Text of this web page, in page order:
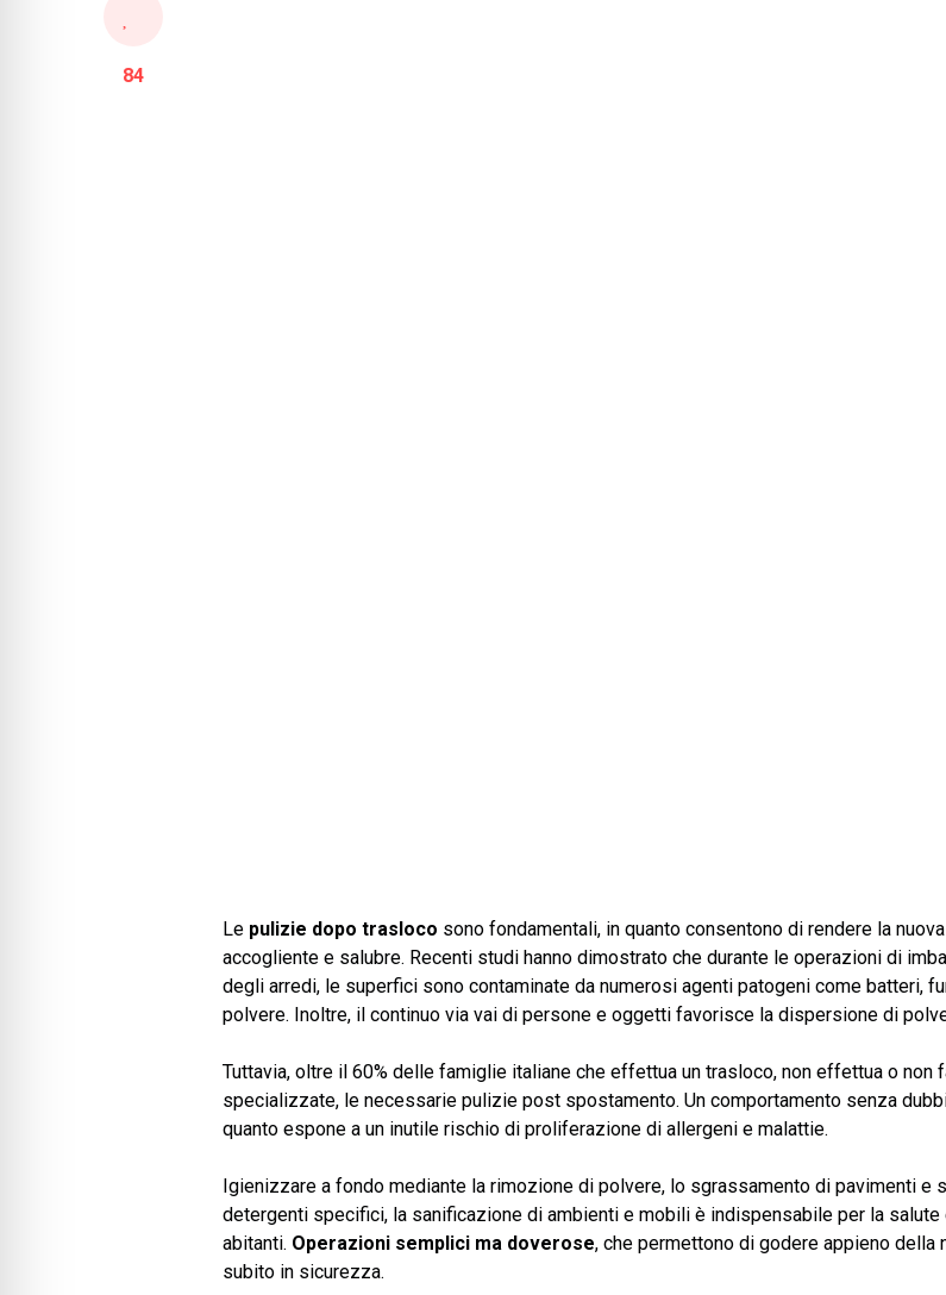
84
Le pulizie dopo trasloco sono fondamentali, in quanto consentono di rendere la
accogliente e salubre. Recenti studi hanno dimostrato che durante le operazioni di
degli arredi, le superfici sono contaminate da numerosi agenti patogeni come batteri,
polvere. Inoltre, il continuo via vai di persone e oggetti favorisce la dispersione di
Tuttavia, oltre il 60% delle famiglie italiane che effettua un trasloco, non effettua o non
specializzate, le necessarie pulizie post spostamento. Un comportamento senza
quanto espone a un inutile rischio di proliferazione di allergeni e malattie.
Igienizzare a fondo mediante la rimozione di polvere, lo sgrassamento di pavimenti e
detergenti specifici, la sanificazione di ambienti e mobili è indispensabile per la
abitanti. Operazioni semplici ma doverose, che permettono di godere appieno della
subito in sicurezza.